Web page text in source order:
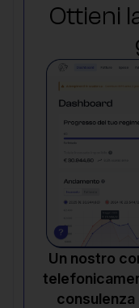
Ottieni
Un nostro
consulenza